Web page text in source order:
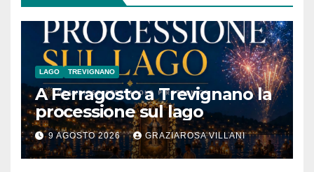
LAGO TREVIGNANO
A Ferragosto a Trevignano la
processione sul lago
9 AGOSTO 2026 GRAZIAROSA VILLANI